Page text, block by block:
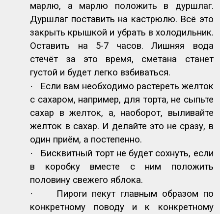
марлю, а марлю положить в дуршлаг.
Дуршлаг поставить на кастрюлю. Всё это
закрыть крышкой и убрать в холодильник.
Оставить на 5-7 часов. Лишняя вода
стечёт за это время, сметана станет
густой и будет легко взбиваться.
·
Если вам необходимо растереть желток
с сахаром, например, для торта, не сыпьте
сахар в желток, а, наоборот, выливайте
желток в сахар. И делайте это не сразу, в
один приём, а постепенно.
·
Бисквитный торт не будет сохнуть, если
в коробку вместе с ним положить
половину свежего яблока.
·
Пироги пекут главным образом по
конкретному поводу и к конкретному